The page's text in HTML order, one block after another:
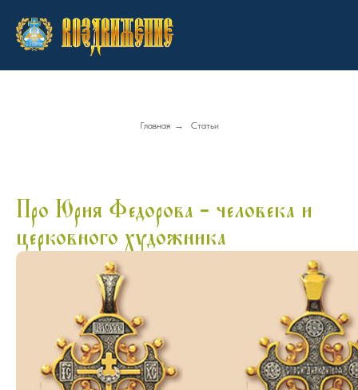
Главная → Статьи
Про Юрия Федорова - человека и
церковного художника